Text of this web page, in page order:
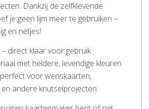
Dankzij de zelfklevende
je geen lijm meer te gebruiken –
en netjes!
direct klaar voor gebruik
met heldere, levendige kleuren
voor wenskaarten,
andere knutselprojecten